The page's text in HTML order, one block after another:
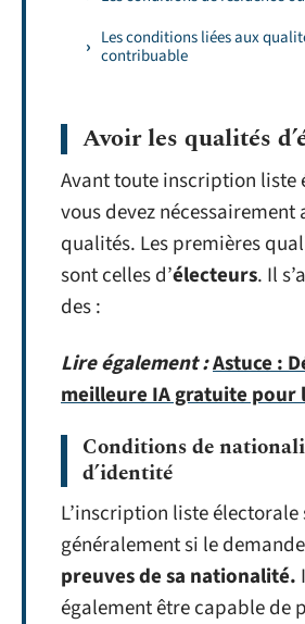
Les conditions liées aux
contribuable
Avoir les qualités
Avant toute inscription liste
vous devez
qualités. Les premières
sont celles d’électeurs. Il
des :
Lire également :Astuce :
meilleure IA gratuite pour
Conditions de
d’identité
L’inscription liste électorale
généralement si le
preuves de sa nationalité.
également être capable de